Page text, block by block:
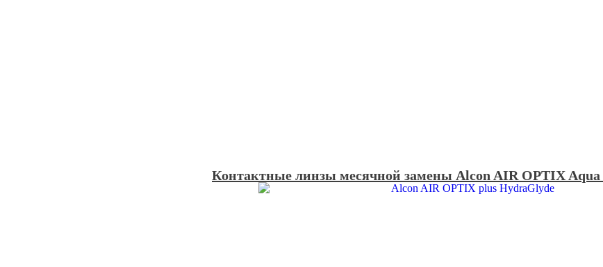
Контактные линзы месячной замены Alcon AIR OPTIX